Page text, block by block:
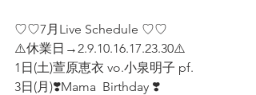
♡♡7月Live Schedule ♡♡
⚠️休業日→2.9.10.16.17.23.30⚠️
1日(土)萱原恵衣 vo.小泉明子 pf.
3日(月)❣️Mama  Birthday ❣️